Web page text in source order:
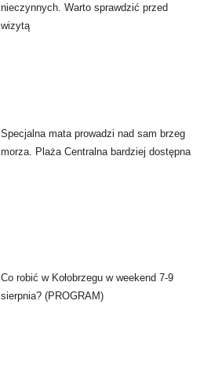
nieczynnych. Warto sprawdzić przed
wizytą
Specjalna mata prowadzi nad sam brzeg
morza. Plaża Centralna bardziej dostępna
Co robić w Kołobrzegu w weekend 7-9
sierpnia? (PROGRAM)